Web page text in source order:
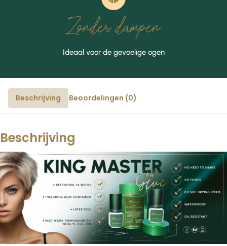
Zonder dampen
Ideaal voor de gevoelige ogen
Beschrijving Beoordelingen (0)
Beschrijving